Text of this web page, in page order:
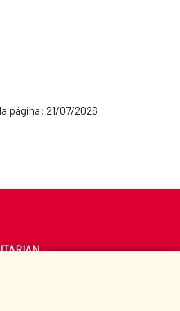
página: 21/07/2026